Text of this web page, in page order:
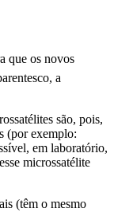
que os novos
a
são, pois,
(por exemplo:
em laboratório,
microssatélite
(têm o mesmo